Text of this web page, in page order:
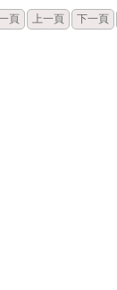
頁 上一頁 下一頁